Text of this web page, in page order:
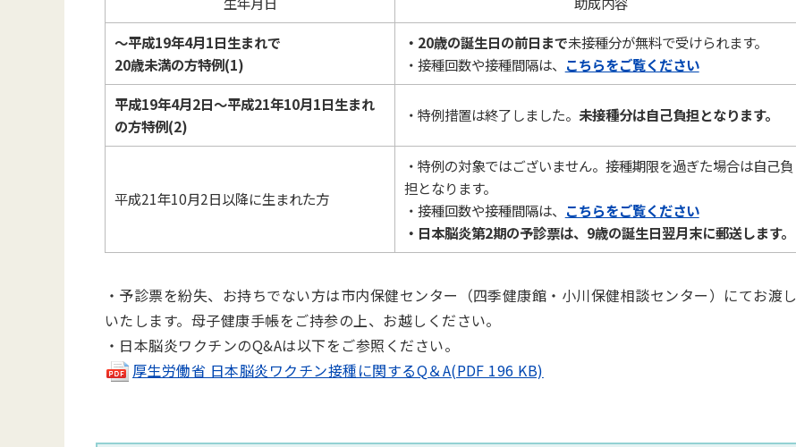
～平成19年4月1日生まれで
20歳未満の方特例(1)
・20歳の誕生日の前日まで未接種分が無料で受けられます。
・接種回数や接種間隔は、 こちらをご覧ください
平成19年4月2日～平成21年10月1日生まれ
の方特例(2)
・特例措置は終了しました。 未接種分は自己負担となります。
平成21年10月2日以降に生まれた方
・特例の対象ではございません。接種期限を過ぎた場合は自己負
担となります。
・接種回数や接種間隔は、 こちらをご覧ください
・日本脳炎第2期の予診票は、9歳の誕生日翌月末に郵送します。
・予診票を紛失、お持ちでない方は市内保健センター（四季健康館・小川保健相談センター）にてお渡し
いたします。母子健康手帳をご持参の上、お越しください。
・日本脳炎ワクチンのQ&Aは以下をご参照ください。
厚生労働省 日本脳炎ワクチン接種に関するQ＆A(PDF 196 KB)